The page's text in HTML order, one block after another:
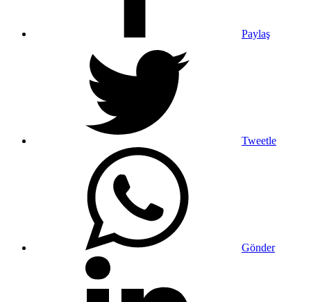
Paylaş
Tweetle
Gönder